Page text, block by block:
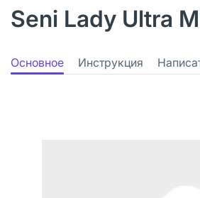
Seni Lady Ultra
Основное Инструкция